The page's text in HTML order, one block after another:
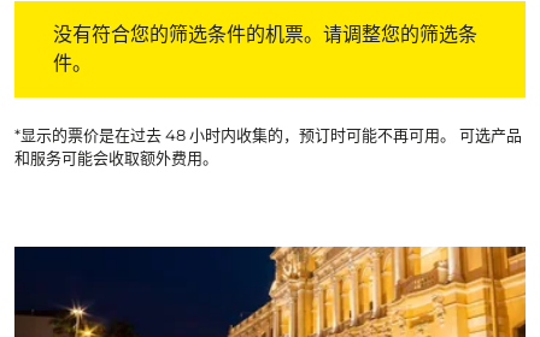
没有符合您的筛选条件的机票。请调整您的筛选条
件。
*显示的票价是在过去 48 小时内收集的，预订时可能不再可用。 可选产品
和服务可能会收取额外费用。